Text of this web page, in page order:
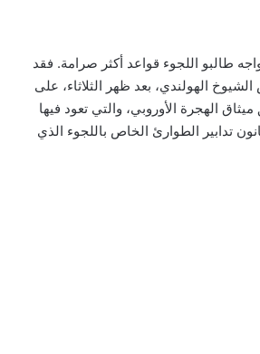
يونيو، سيواجه طالبو اللجوء قواعد أكثر صرامة. فقد
الهولندي، بعد ظهر الثلاثاء، على
الهجرة الأوروبي، والتي تعود فيها
تدابير الطوارئ الخاص باللجوء الذي